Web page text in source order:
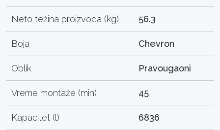
Neto težina proizvoda (kg) 56.3
Boja Chevron
Oblik Pravougaoni
Vreme montaže (min) 45
Kapacitet (l) 6836